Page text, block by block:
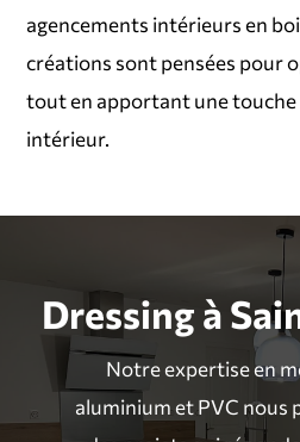
agencements intérieurs en
créations sont pensées pour
tout en apportant une
intérieur.
Dressing à
Notre expertise en
aluminium et PVC nous